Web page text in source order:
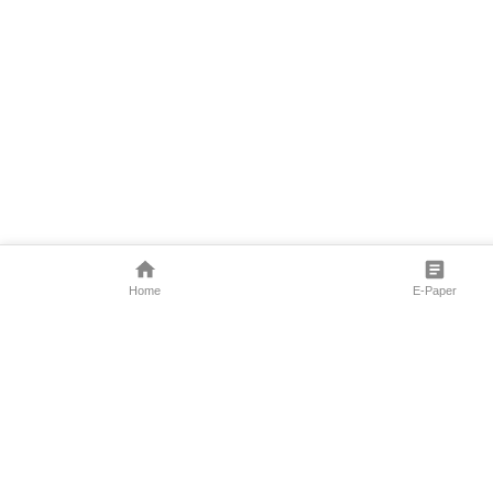
Home E-Paper